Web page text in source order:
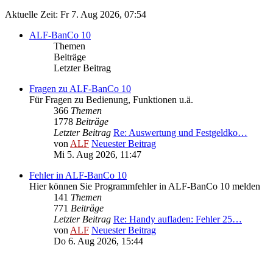
Aktuelle Zeit: Fr 7. Aug 2026, 07:54
ALF-BanCo 10
Themen
Beiträge
Letzter Beitrag
Fragen zu ALF-BanCo 10
Für Fragen zu Bedienung, Funktionen u.ä.
366 Themen
1778 Beiträge
Letzter Beitrag Re: Auswertung und Festgeldko…
vonALF Neuester Beitrag
Mi 5. Aug 2026, 11:47
Fehler in ALF-BanCo 10
Hier können Sie Programmfehler in ALF-BanCo 10 melden
141 Themen
771 Beiträge
Letzter Beitrag Re: Handy aufladen: Fehler 25…
vonALF Neuester Beitrag
Do 6. Aug 2026, 15:44